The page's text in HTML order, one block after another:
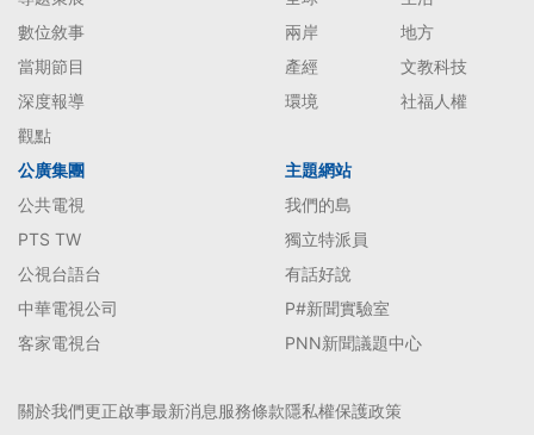
數位敘事
當期節目
深度報導
觀點
兩岸
地方
產經
文教科技
環境
社福人權
公廣集團
公共電視
PTS TW
公視台語台
中華電視公司
客家電視台
主題網站
我們的島
獨立特派員
有話好說
P#新聞實驗室
PNN新聞議題中心
關於我們更正啟事最新消息服務條款隱私權保護政策